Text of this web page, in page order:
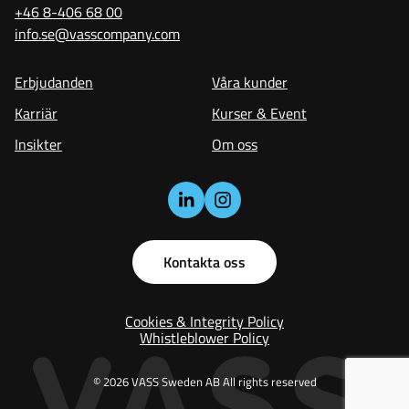
+46 8-406 68 00
info.se@vasscompany.com
Erbjudanden
Våra kunder
Karriär
Kurser & Event
Insikter
Om oss
Kontakta oss
© 2026 VASS Sweden AB All rights reserved
Cookies & Integrity Policy
Whistleblower Policy